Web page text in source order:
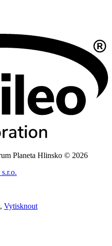
Planeta Hlinsko © 2026
, Vytisknout